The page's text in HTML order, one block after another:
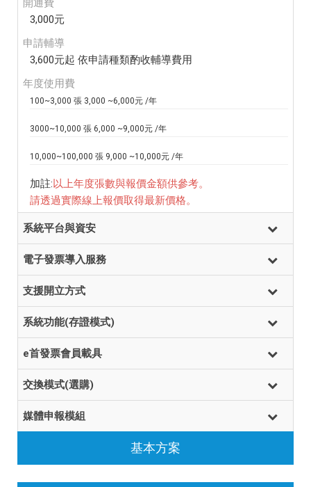
開通費
3,000元
申請輔導
3,600元起 依申請種類酌收輔導費用
年度使用費
100~3,000 張 3,000 ~6,000元 /年
3000~10,000 張 6,000 ~9,000元 /年
10,000~100,000 張 9,000 ~10,000元 /年
加註:以上年度張數與報價金額供參考。
請透過實際線上報價取得最新價格。
系統平台與資安
電子發票導入服務
支援開立方式
系統功能(存證模式)
e首發票會員載具
交換模式(選購)
媒體申報模組
基本方案